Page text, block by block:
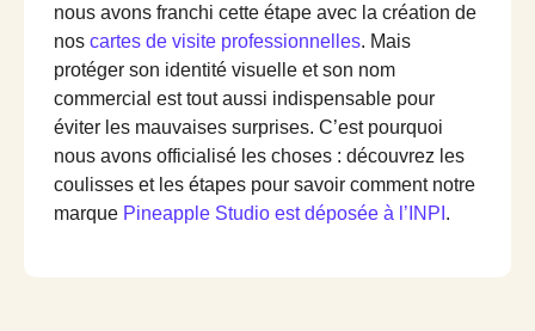
nous avons franchi cette étape avec la création de
nos cartes de visite professionnelles. Mais
protéger son identité visuelle et son nom
commercial est tout aussi indispensable pour
éviter les mauvaises surprises. C’est pourquoi
nous avons officialisé les choses : découvrez les
coulisses et les étapes pour savoir comment notre
marque Pineapple Studio est déposée à l’INPI .